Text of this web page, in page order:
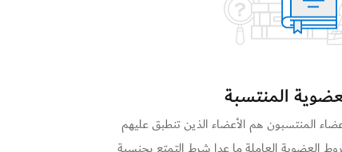
المنتسبة
المنتسبون هم الأعضاء الذين تنطبق عليهم